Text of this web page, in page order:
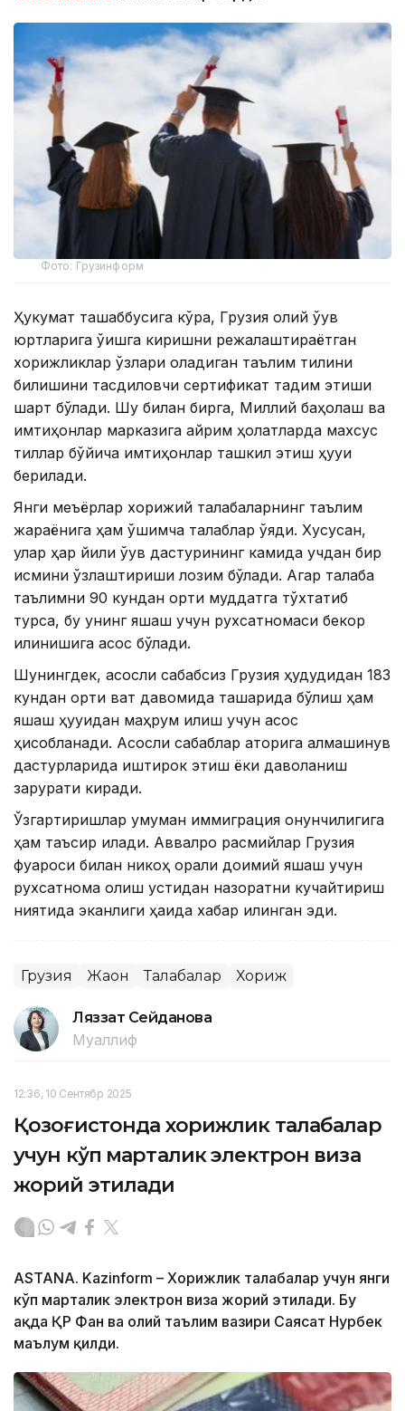
Фото: Грузинформ
Ҳукумат ташаббусига кўра, Грузия олий ўқув
юртларига ўқишга киришни режалаштираётган
хорижликлар ўзлари оладиган таълим тилини
билишини тасдиқловчи сертификат тақдим этиши
шарт бўлади. Шу билан бирга, Миллий баҳолаш ва
имтиҳонлар марказига айрим ҳолатларда махсус
тиллар бўйича имтиҳонлар ташкил этиш ҳуқуқи
берилади.
Янги меъёрлар хорижий талабаларнинг таълим
жараёнига ҳам қўшимча талаблар қўяди. Хусусан,
улар ҳар йили ўқув дастурининг камида учдан бир
қисмини ўзлаштириши лозим бўлади. Агар талаба
таълимни 90 кундан ортиқ муддатга тўхтатиб
турса, бу унинг яшаш учун рухсатномаси бекор
қилинишига асос бўлади.
Шунингдек, асосли сабабсиз Грузия ҳудудидан 183
кундан ортиқ вақт давомида ташқарида бўлиш ҳам
яшаш ҳуқуқидан маҳрум қилиш учун асос
ҳисобланади. Асосли сабаблар қаторига алмашинув
дастурларида иштирок этиш ёки даволаниш
зарурати киради.
Ўзгартиришлар умуман иммиграция қонунчилигига
ҳам таъсир қилади. Аввалроқ расмийлар Грузия
фуқароси билан никоҳ орқали доимий яшаш учун
рухсатнома олиш устидан назоратни кучайтириш
ниятида эканлиги ҳақида хабар қилинган эди.
Грузия Жаҳон Талабалар Хориж
Ляззат Сейданова
Муаллиф
12:36, 10 Сентябр 2025
Қозоғистонда хорижлик талабалар
учун кўп марталик электрон виза
жорий этилади
ASTANA. Kazinform – Хорижлик талабалар учун янги
кўп марталик электрон виза жорий этилади. Бу
ҳақда ҚР Фан ва олий таълим вазири Саясат Нурбек
маълум қилди.